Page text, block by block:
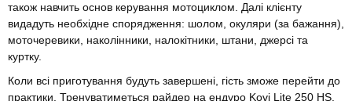
також навчить основ керування мотоциклом. Далі клієнту
видадуть необхідне спорядження: шолом, окуляри (за бажання),
моточеревики, наколінники, налокітники, штани, джерсі та
куртку.
Коли всі приготування будуть завершені, гість зможе перейти до
практики. Тренуватиметься райдер на ендуро Kovi Lite 250 HS.